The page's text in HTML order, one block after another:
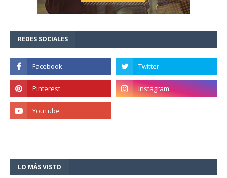
REDES SOCIALES
LO MÁS VISTO